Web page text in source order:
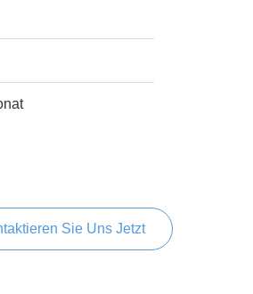
Sie Uns Jetzt